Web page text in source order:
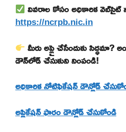
వివరాల కోసం అధికారిక వెబ్‌సైట్
https://ncrpb.nic.in
మీరు అప్లై చేసేందుకు సిద్ధమా?
డౌన్‌లోడ్ చేసుకుని నింపండి!
అధికారిక నోటిఫికేషన్ డౌన్లోడ్
అప్లికేషన్ ఫారం డౌన్లోడ్ చేసుకోండి